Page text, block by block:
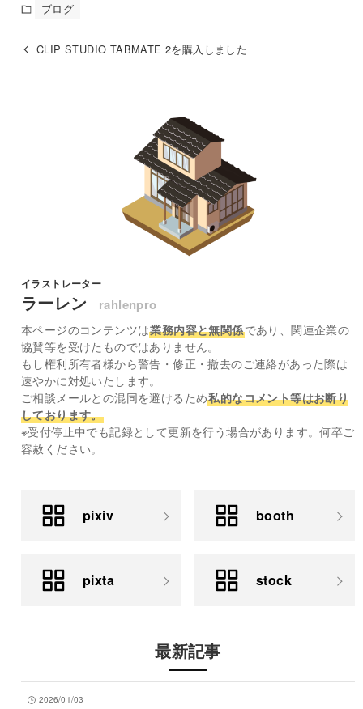
ブログ
CLIP STUDIO TABMATE 2を購入しました
イラストレーター
ラーレン rahlenpro
本ページのコンテンツは業務内容と無関係であり、関連企業の
協賛等を受けたものではありません。
もし権利所有者様から警告・修正・撤去のご連絡があった際は
速やかに対処いたします。
ご相談メールとの混同を避けるため私的なコメント等はお断り
しております。
※受付停止中でも記録として更新を行う場合があります。何卒ご
容赦ください。
pixiv booth
pixta stock
最新記事
2026/01/03